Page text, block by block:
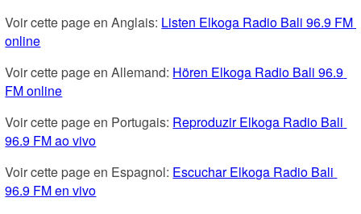
Voir cette page en Anglais: Listen Elkoga Radio Bali 96.9 FM
online
Voir cette page en Allemand: Hören Elkoga Radio Bali 96.9
FM online
Voir cette page en Portugais: Reproduzir Elkoga Radio Bali
96.9 FM ao vivo
Voir cette page en Espagnol: Escuchar Elkoga Radio Bali
96.9 FM en vivo